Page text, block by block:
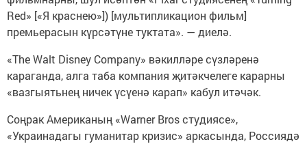
Red» [«Я краснею»]) [мультипликацион фильм]
премьерасын күрсәтүне туктата». — диелә.
«The Walt Disney Company» вәкилләре сүзләренә
караганда, алга таба компания җитәкчелеге карарны
«вазгыятьнең ничек үсүенә карап» кабул итәчәк.
Соңрак Американың «Warner Bros студиясе»,
«Украинадагы гуманитар кризис» аркасында, Россиядә